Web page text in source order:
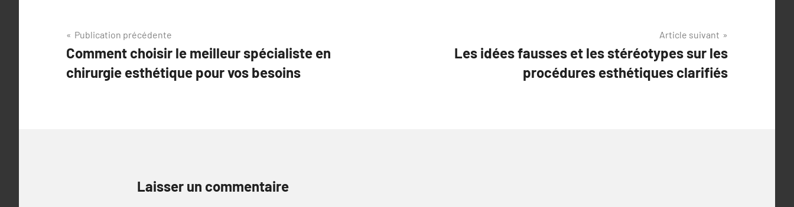
Navigation
de
l’article
Publication précédente
Comment choisir le meilleur spécialiste en
chirurgie esthétique pour vos besoins
Article suivant
Les idées fausses et les stéréotypes sur les
procédures esthétiques clarifiés
Laisser un commentaire